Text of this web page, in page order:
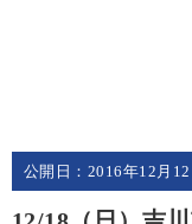
公開日： 2016年12月12